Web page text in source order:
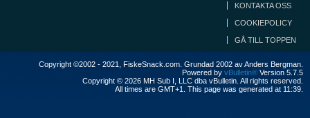
KONTAKTA OSS
COOKIEPOLICY
GÅ TILL TOPPEN
Copyright ©2002 - 2021, FiskeSnack.com. Grundad 2002 av Anders Bergman.
Powered by vBulletin® Version 5.7.5
Copyright © 2026 MH Sub I, LLC dba vBulletin. All rights reserved.
All times are GMT+1. This page was generated at 11:39.